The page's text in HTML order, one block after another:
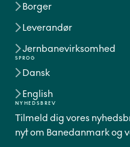
Borger
Leverandør
Jernbanevirksomhed
SPROG
Dansk
English
NYHEDSBREV
Tilmeld dig vores
nyt om Banedanmark og